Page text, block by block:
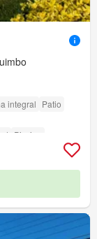
integral Patio
Piscina